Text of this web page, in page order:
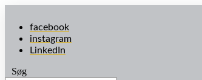
facebook
instagram
LinkedIn
Søg